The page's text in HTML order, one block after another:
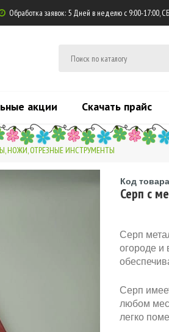
Обработка заявок: 5 Дней в неделю с 9:00-17:00,
акции Скачать прайс
НОЖИ, ОТРЕЗНЫЕ ИНСТРУМЕНТЫ
Код
Серп с
Серп
огороде и
Серп
любом
легко